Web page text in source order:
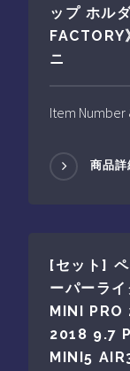
ップ ホル
FACTORY
ニ
Item Number
商品詳
[セット]
ーパーラ
MINI
2018 9.7
MINI5